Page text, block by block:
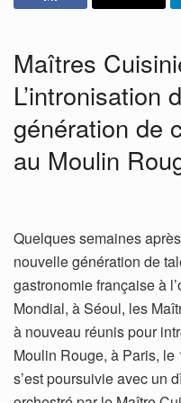
Maîtres
L’intronisation
génération de
au Moulin
Quelques semaines
nouvelle génération de
gastronomie française à
Mondial, à Séoul, les
à nouveau réunis pour
Moulin Rouge, à Paris,
s’est poursuivie avec un